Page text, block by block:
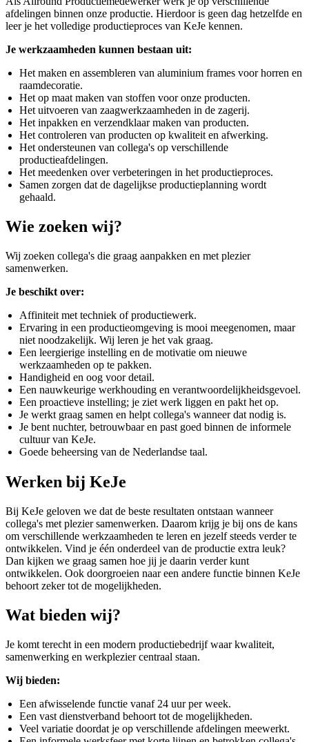
afdelingen binnen onze productie. Hierdoor is geen dag hetzelfde en
leer je het volledige productieproces van KeJe kennen.
Je werkzaamheden kunnen bestaan uit:
Het maken en assembleren van aluminium frames voor horren en
raamdecoratie.
Het op maat maken van stoffen voor onze producten.
Het uitvoeren van zaagwerkzaamheden in de zagerij.
Het inpakken en verzendklaar maken van producten.
Het controleren van producten op kwaliteit en afwerking.
Het ondersteunen van collega's op verschillende
productieafdelingen.
Het meedenken over verbeteringen in het productieproces.
Samen zorgen dat de dagelijkse productieplanning wordt
gehaald.
Wie zoeken wij?
Wij zoeken collega's die graag aanpakken en met plezier
samenwerken.
Je beschikt over:
Affiniteit met techniek of productiewerk.
Ervaring in een productieomgeving is mooi meegenomen, maar
niet noodzakelijk. Wij leren je het vak graag.
Een leergierige instelling en de motivatie om nieuwe
werkzaamheden op te pakken.
Handigheid en oog voor detail.
Een nauwkeurige werkhouding en verantwoordelijkheidsgevoel.
Een proactieve instelling; je ziet werk liggen en pakt het op.
Je werkt graag samen en helpt collega's wanneer dat nodig is.
Je bent nuchter, betrouwbaar en past goed binnen de informele
cultuur van KeJe.
Goede beheersing van de Nederlandse taal.
Werken bij KeJe
Bij KeJe geloven we dat de beste resultaten ontstaan wanneer
collega's met plezier samenwerken. Daarom krijg je bij ons de kans
om verschillende werkzaamheden te leren en jezelf steeds verder te
ontwikkelen. Vind je één onderdeel van de productie extra leuk?
Dan kijken we graag samen hoe jij je daarin verder kunt
ontwikkelen. Ook doorgroeien naar een andere functie binnen KeJe
behoort zeker tot de mogelijkheden.
Wat bieden wij?
Je komt terecht in een modern productiebedrijf waar kwaliteit,
samenwerking en werkplezier centraal staan.
Wij bieden:
Een afwisselende functie vanaf 24 uur per week.
Een vast dienstverband behoort tot de mogelijkheden.
Veel variatie doordat je op verschillende afdelingen meewerkt.